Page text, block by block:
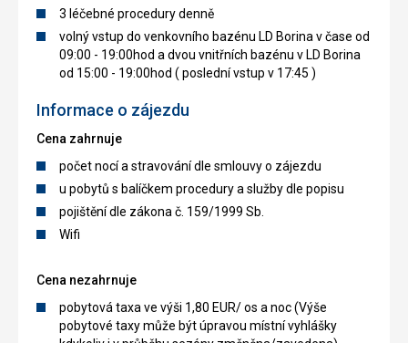
3 léčebné procedury denně
volný vstup do venkovního bazénu LD Borina v čase od
09:00 - 19:00hod a dvou vnitřních bazénu v LD Borina
od 15:00 - 19:00hod ( poslední vstup v 17:45 )
Informace o zájezdu
Cena zahrnuje
počet nocí a stravování dle smlouvy o zájezdu
u pobytů s balíčkem procedury a služby dle popisu
pojištění dle zákona č. 159/1999 Sb.
Wifi
Cena nezahrnuje
pobytová taxa ve výši 1,80 EUR/ os a noc (Výše
pobytové taxy může být úpravou místní vyhlášky